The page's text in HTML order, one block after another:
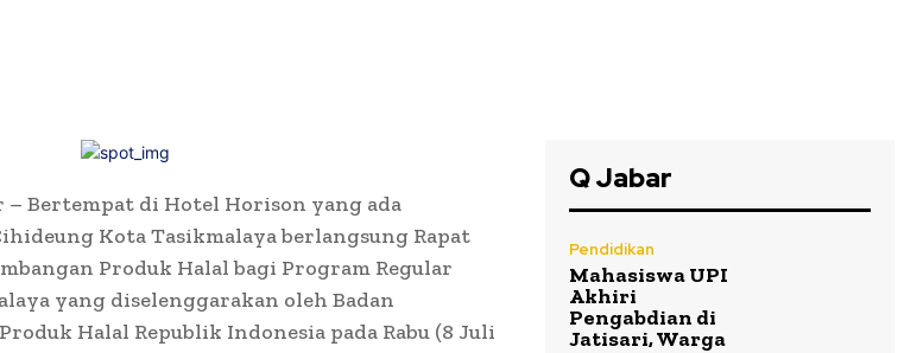
– Bertempat di Hotel Horison yang ada
Kota Tasikmalaya berlangsung Rapat
Produk Halal bagi Program Regular
yang diselenggarakan oleh Badan
Halal Republik Indonesia pada Rabu (8 Juli
Q Jabar
Pendidikan
Mahasiswa UPI
Akhiri
Pengabdian di
Jatisari, Warga